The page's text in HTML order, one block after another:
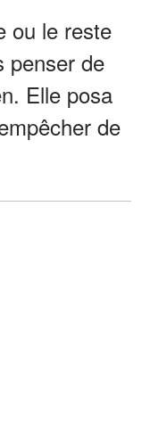
ou le reste
penser de
Elle posa
de